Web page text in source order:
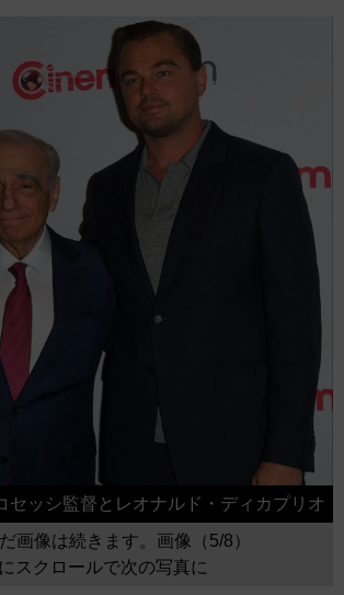
セッシ監督とレオナルド・ディカプリオ
画像は続きます。画像（5/8）
スクロールで次の写真に